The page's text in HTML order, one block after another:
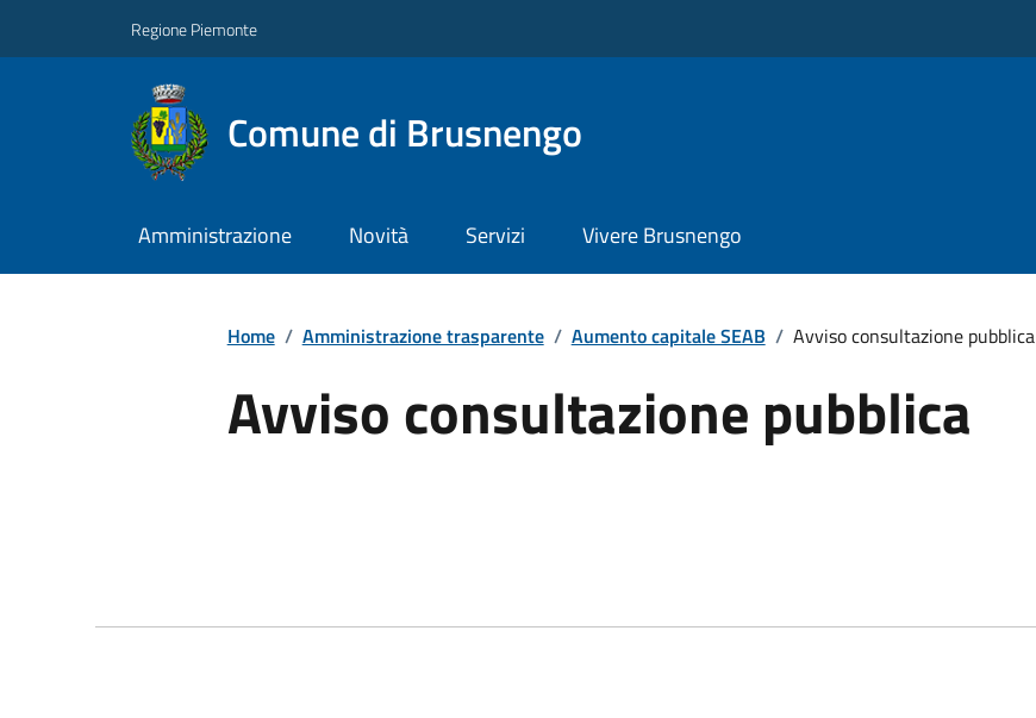
Regione Piemonte
Comune di Brusnengo
Amministrazione Novità Servizi Vivere Brusnengo
Home / Amministrazione trasparente / Aumento capitale SEAB / Avviso consultazione pubblica
Avviso consultazione pubblica